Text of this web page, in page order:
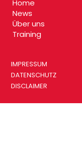
Home
News
Über uns
Training
IMPRESSUM
DATENSCHUTZ
DISCLAIMER